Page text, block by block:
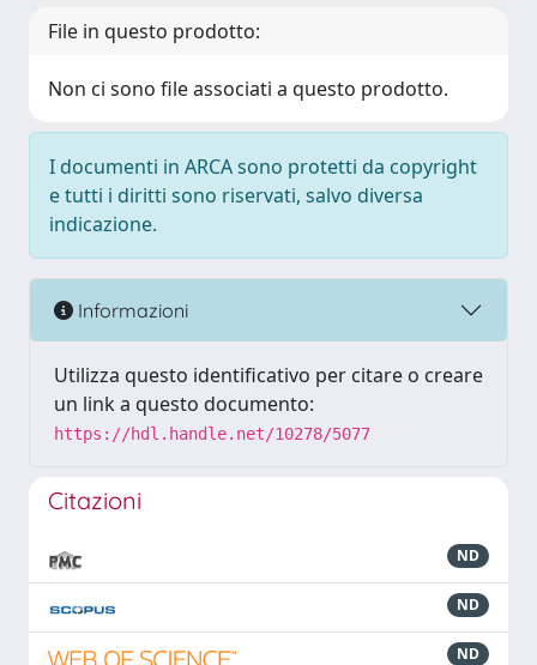
File in questo prodotto:
Non ci sono file associati a questo prodotto.
I documenti in ARCA sono protetti da copyright
e tutti i diritti sono riservati, salvo diversa
indicazione.
Informazioni
Utilizza questo identificativo per citare o creare
un link a questo documento:
https://hdl.handle.net/10278/5077
Citazioni
ND
ND
ND